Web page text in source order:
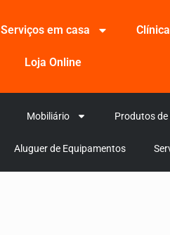
Serviços em casa
Loja Online
Mobiliário Produtos
Aluguer de Equipamentos